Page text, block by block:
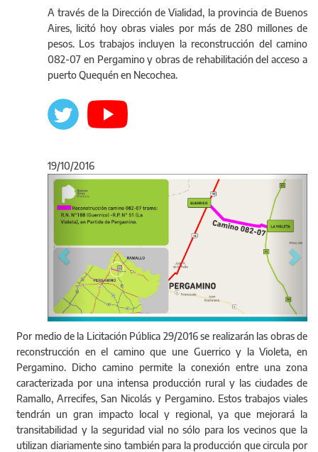
A través de la Dirección de Vialidad, la provincia de Buenos
Aires, licitó hoy obras viales por más de 280 millones de
pesos. Los trabajos incluyen la reconstrucción del camino
082-07 en Pergamino y obras de rehabilitación del acceso a
puerto Quequén en Necochea.
19/10/2016
Anterior
Por medio de la Licitación Pública 29/2016 se realizarán las obras de
reconstrucción en el camino que une Guerrico y la Violeta, en
Pergamino. Dicho camino permite la conexión entre una zona
caracterizada por una intensa producción rural y las ciudades de
Ramallo, Arrecifes, San Nicolás y Pergamino. Estos trabajos viales
tendrán un gran impacto local y regional, ya que mejorará la
transitabilidad y la seguridad vial no sólo para los vecinos que la
utilizan diariamente sino también para la producción que circula por